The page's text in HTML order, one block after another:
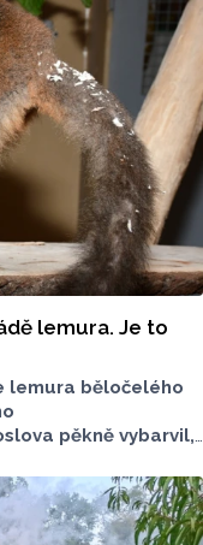
CCS, která ceny
koruny dražší než
platili o 11,31
lemura. Je to
lemura běločelého
pěkně vybarvil,
se pyšní bílým